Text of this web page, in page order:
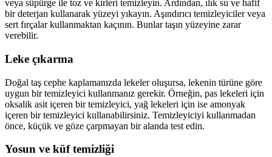
veya süpürge ile toz ve kirleri temizleyin. Ardından, ılık su ve hafif
bir deterjan kullanarak yüzeyi yıkayın. Aşındırıcı temizleyiciler veya
sert fırçalar kullanmaktan kaçının. Bunlar taşın yüzeyine zarar
verebilir.
Leke çıkarma
Doğal taş cephe kaplamanızda lekeler oluşursa, lekenin türüne göre
uygun bir temizleyici kullanmanız gerekir. Örneğin, pas lekeleri için
oksalik asit içeren bir temizleyici, yağ lekeleri için ise amonyak
içeren bir temizleyici kullanabilirsiniz. Temizleyiciyi kullanmadan
önce, küçük ve göze çarpmayan bir alanda test edin.
Yosun ve küf temizliği